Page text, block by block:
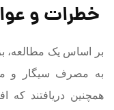
خطرات و
بر اساس یک مطالعه،
به مصرف سیگار و